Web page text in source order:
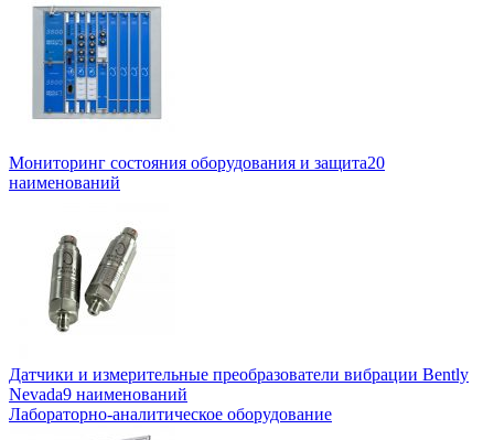
Мониторинг состояния оборудования и защита20
наименований
Датчики и измерительные преобразователи вибрации Bently
Nevada9 наименований
Лабораторно-аналитическое оборудование